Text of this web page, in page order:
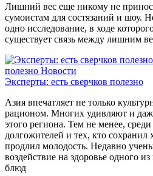
Лишний вес еще никому не
сумоистам для состязаний и шоу.
одно исследование, в ходе
существует связь между лишним
полезно Новости
Эксперты: есть сверчков полезно
Азия впечатляет не только
рационом. Многих удивляют и
этого региона. Тем не менее,
долгожителей и тех, кто сохранил
продлил молодость. Недавно
воздействие на здоровье одного
блюд